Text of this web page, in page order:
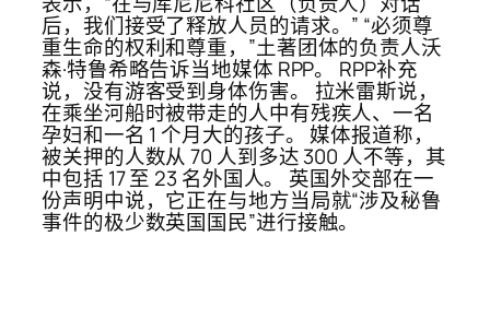
后，我们接受了释放人员的请求。” “必须尊
重生命的权利和尊重，”土著团体的负责人沃
森·特鲁希略告诉当地媒体 RPP。 RPP补充
说，没有游客受到身体伤害。 拉米雷斯说，
在乘坐河船时被带走的人中有残疾人、一名
孕妇和一名 1 个月大的孩子。 媒体报道称，
被关押的人数从 70 人到多达 300 人不等，其
中包括 17 至 23 名外国人。 英国外交部在一
份声明中说，它正在与地方当局就“涉及秘鲁
事件的极少数英国国民”进行接触。